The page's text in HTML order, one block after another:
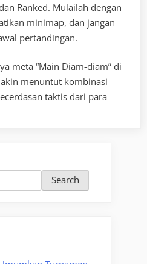
Ranked. Mulailah dengan
minimap, dan jangan
pertandingan.
meta “Main Diam-diam” di
menuntut kombinasi
taktis dari para
Search